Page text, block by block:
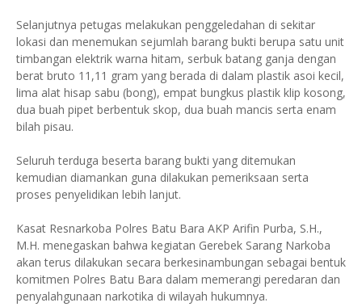
Selanjutnya petugas melakukan penggeledahan di sekitar
lokasi dan menemukan sejumlah barang bukti berupa satu unit
timbangan elektrik warna hitam, serbuk batang ganja dengan
berat bruto 11,11 gram yang berada di dalam plastik asoi kecil,
lima alat hisap sabu (bong), empat bungkus plastik klip kosong,
dua buah pipet berbentuk skop, dua buah mancis serta enam
bilah pisau.
Seluruh terduga beserta barang bukti yang ditemukan
kemudian diamankan guna dilakukan pemeriksaan serta
proses penyelidikan lebih lanjut.
Kasat Resnarkoba Polres Batu Bara AKP Arifin Purba, S.H.,
M.H. menegaskan bahwa kegiatan Gerebek Sarang Narkoba
akan terus dilakukan secara berkesinambungan sebagai bentuk
komitmen Polres Batu Bara dalam memerangi peredaran dan
penyalahgunaan narkotika di wilayah hukumnya.